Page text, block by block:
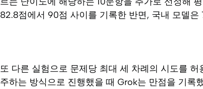
82.8점에서 90점 사이를 기록한 반면, 국내 모델은
또 다른 실험으로 문제당 최대 세 차례의 시도를
주하는 방식으로 진행했을 때 Grok는 만점을 기록